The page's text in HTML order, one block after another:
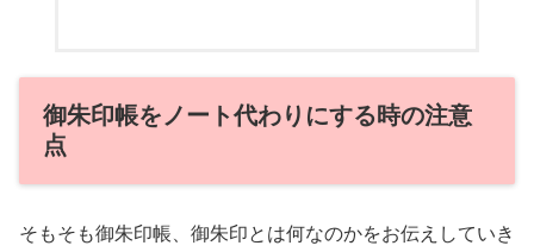
御朱印帳をノート代わりにする時の注意
点
そもそも御朱印帳、御朱印とは何なのかをお伝えしていき